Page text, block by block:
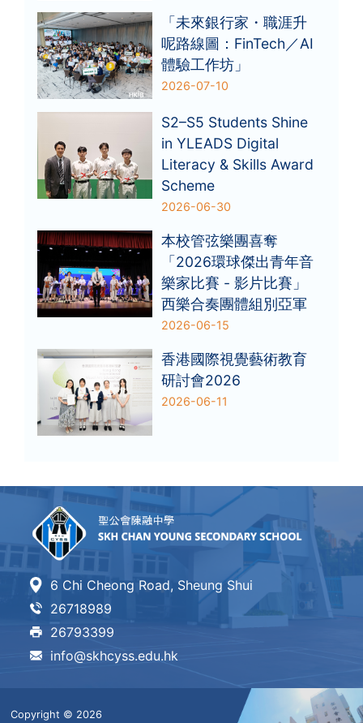
「未來銀行家・職涯升
呢路線圖：FinTech／AI
體驗工作坊」
2026-07-10
S2–S5 Students Shine
in YLEADS Digital
Literacy & Skills Award
Scheme
2026-06-30
本校管弦樂團喜奪
「2026環球傑出青年音
樂家比賽 - 影片比賽」
西樂合奏團體組別亞軍
2026-06-15
香港國際視覺藝術教育
研討會2026
2026-06-11
6 Chi Cheong Road, Sheung Shui
26718989
26793399
info@skhcyss.edu.hk
Copyright © 2026